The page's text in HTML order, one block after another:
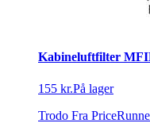
Kabineluftfilter
155 kr.På lager
Trodo Fra